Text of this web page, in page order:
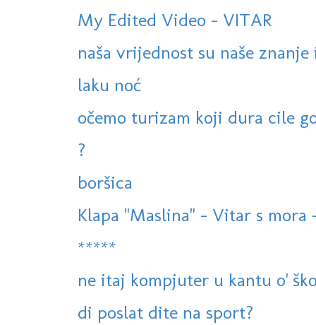
My Edited Video - VITAR
naša vrijednost su naše
laku noć
očemo turizam koji dura cile
?
boršica
Klapa "Maslina" - Vitar s mora
*****
ne itaj kompjuter u kantu o'
di poslat dite na sport?